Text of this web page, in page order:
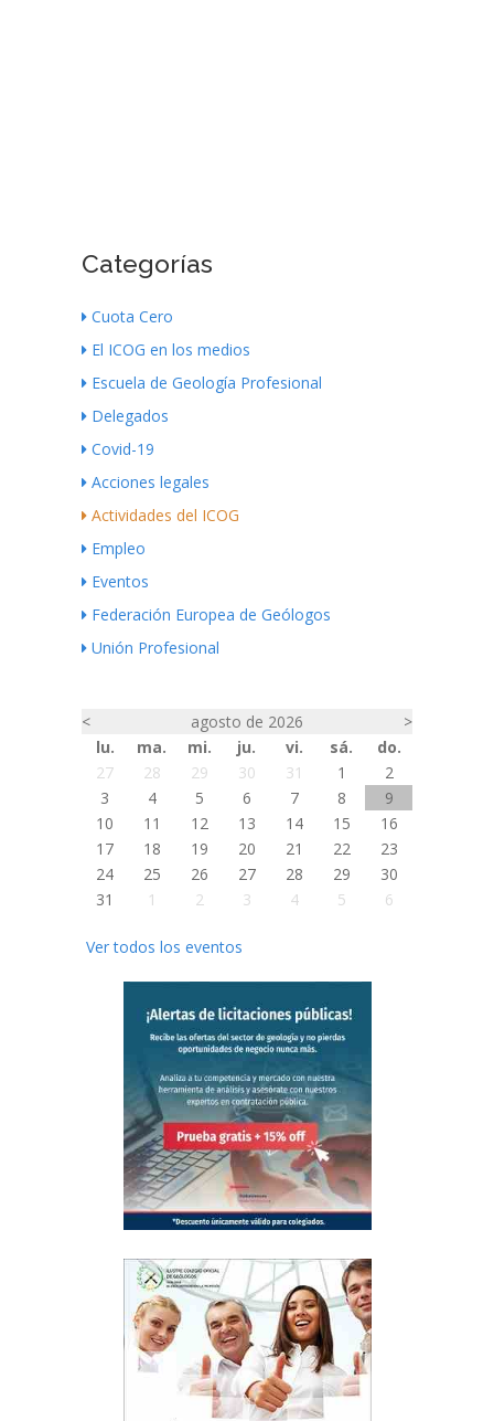
Categorías
Cuota Cero
El ICOG en los medios
Escuela de Geología Profesional
Delegados
Covid-19
Acciones legales
Actividades del ICOG
Empleo
Eventos
Federación Europea de Geólogos
Unión Profesional
< agosto de 2026
>
lu.
ma. mi. ju. vi. sá.
do.
27
28 29 30 31 1
2
3
4 5 6 7 8
9
10
11 12 13 14 15
16
17
18 19 20 21 22
23
24
25 26 27 28 29
30
31
1 2 3 4 5 6
Ver todos los eventos